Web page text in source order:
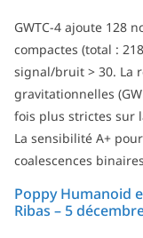
GWTC-4 ajoute 128
compactes (total :
signal/bruit > 30. La
gravitationnelles
fois plus strictes sur
La sensibilité A+
coalescences
Poppy Humanoid
Ribas – 5